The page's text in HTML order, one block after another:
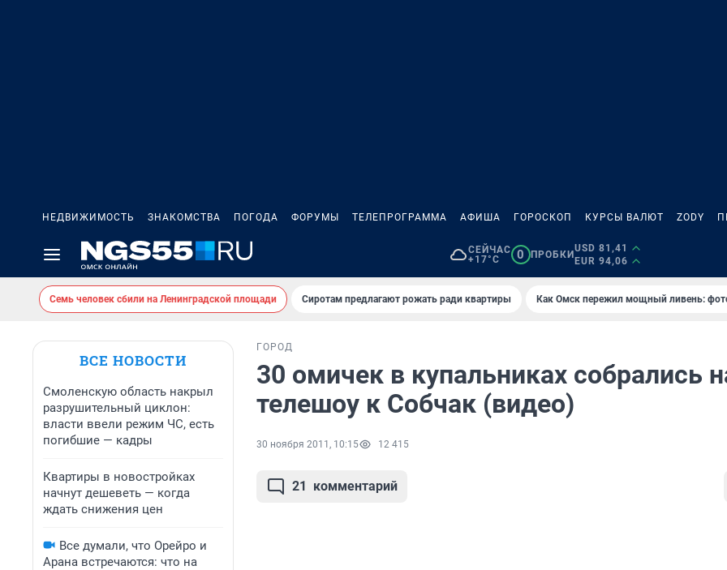
НЕДВИЖИМОСТЬ ЗНАКОМСТВА ПОГОДА ФОРУМЫ ТЕЛЕПРОГРАММА АФИША ГОРОСКОП КУРСЫ ВАЛЮТ ZODY
СЕЙЧАС
+17°C
0 ПРОБКИ
USD 81,41
EUR 94,06
Семь человек сбили на Ленинградской площади Сиротам предлагают рожать ради квартиры Как Омск пережил мощный ливень:
ВСЕ НОВОСТИ
Смоленскую область накрыл
разрушительный циклон:
власти ввели режим ЧС, есть
погибшие — кадры
Квартиры в новостройках
начнут дешеветь — когда
ждать снижения цен
Все думали, что Орейро и
Арана встречаются: что на
ГОРОД
30 омичек в купальниках собрались
телешоу к Собчак (видео)
30 ноября 2011, 10:15 12 415
21 комментарий